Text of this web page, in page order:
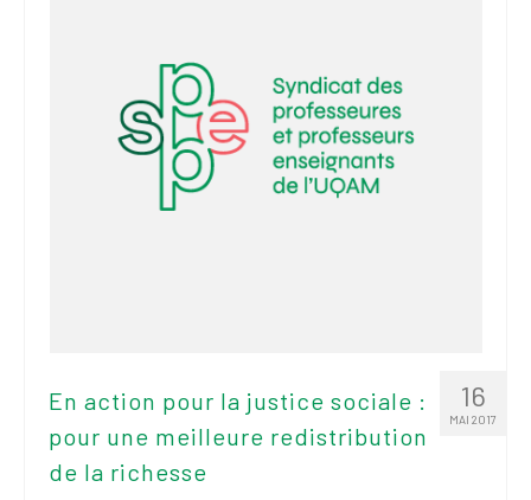
16
MAI 2017
En action pour la justice sociale :
pour une meilleure redistribution
de la richesse